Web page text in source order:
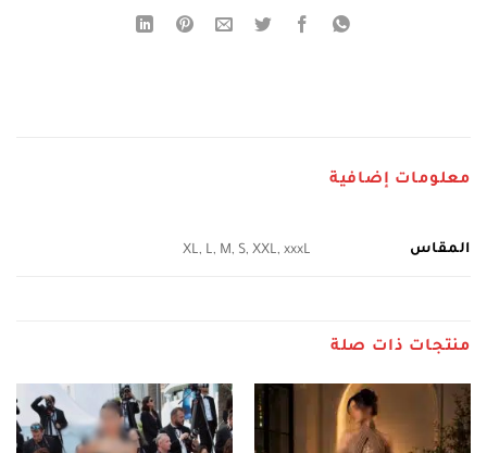
معلومات إضافية
المقاس XL, L, M, S, XXL, xxxL
منتجات ذات صلة